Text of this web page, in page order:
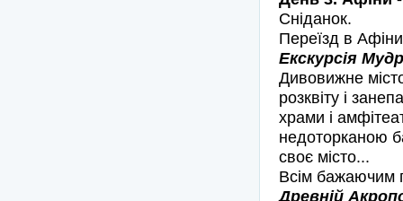
Сніданок.
Переїзд в
Екскурсія
Дивовижне
розквіту і
храми і
недоторканою
своє місто...
Всім бажаючим
Древній